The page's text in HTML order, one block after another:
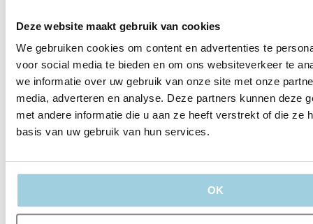
Deze website maakt gebruik van cookies
We gebruiken cookies om content en advertenties te
voor social media te bieden en om ons websiteverkeer te
we informatie over uw gebruik van onze site met onze
media, adverteren en analyse. Deze partners kunnen deze
met andere informatie die u aan ze heeft verstrekt of die ze
basis van uw gebruik van hun services.
OK
OVER ONS